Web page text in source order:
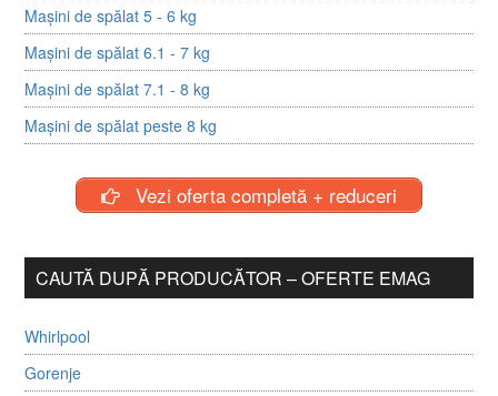
Mașini de spălat 5 - 6 kg
Mașini de spălat 6.1 - 7 kg
Mașini de spălat 7.1 - 8 kg
Mașini de spălat peste 8 kg
Vezi oferta completă + reduceri
CAUTĂ DUPĂ PRODUCĂTOR – OFERTE EMAG
Whirlpool
Gorenje